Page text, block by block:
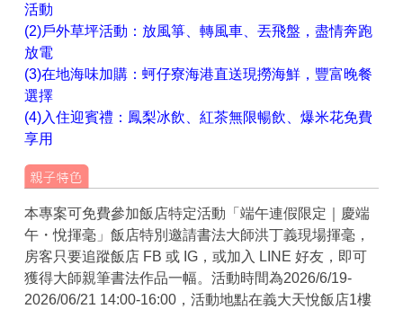
活動
(2)戶外草坪活動：放風箏、轉風車、丟飛盤，盡情奔跑
放電
(3)在地海味加購：蚵仔寮海港直送現撈海鮮，豐富晚餐
選擇
(4)入住迎賓禮：鳳梨冰飲、紅茶無限暢飲、爆米花免費
享用
本專案可免費參加飯店特定活動「端午連假限定｜慶端
午・悅揮毫」飯店特別邀請書法大師洪丁義現場揮毫，
房客只要追蹤飯店 FB 或 IG，或加入 LINE 好友，即可
獲得大師親筆書法作品一幅。活動時間為2026/6/19-
2026/06/21 14:00-16:00，活動地點在義大天悅飯店1樓